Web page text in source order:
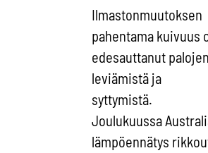
Ilmastonmuutoksen
pahentama kuivuus
edesauttanut palojen
leviämistä ja
syttymistä.
Joulukuussa
lämpöennätys